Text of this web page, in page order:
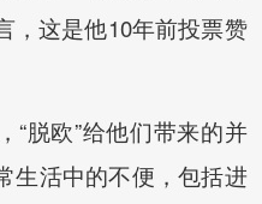
，这是他10年前投票赞
“脱欧”给他们带来的并
生活中的不便，包括进